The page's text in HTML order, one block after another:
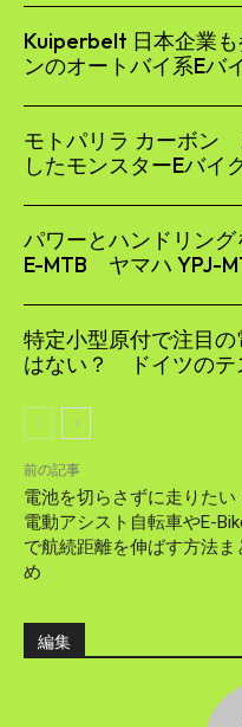
Kuiperbelt 日本企業
ンのオートバイ系Eバ
モトパリラ カーボン
したモンスターEバイ
パワーとハンドリン
E-MTB ヤマハ YPJ-
特定小型原付で注目
はない？ ドイツのテ
前の記事
電池を切らさずに走りたい
電動アシスト自転車やE-
で航続距離を伸ばす方法ま
め
編集